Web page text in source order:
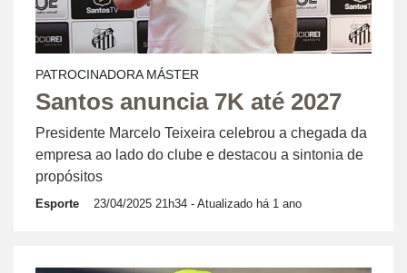
PATROCINADORA MÁSTER
Santos anuncia 7K até 2027
Presidente Marcelo Teixeira celebrou a chegada da
empresa ao lado do clube e destacou a sintonia de
propósitos
Esporte 23/04/2025 21h34 - Atualizado há 1 ano